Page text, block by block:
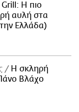
Η πιο
αυλή στα
Ελλάδα)
H σκληρή
Βλάχο